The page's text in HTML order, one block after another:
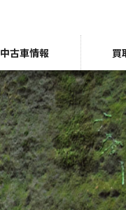
中古車情報 買